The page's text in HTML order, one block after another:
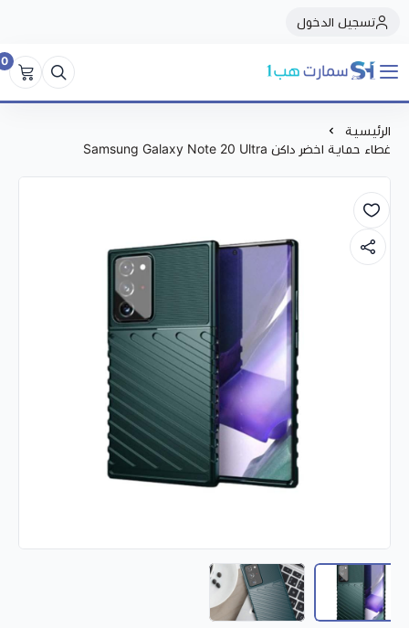
تسجيل الدخول
سمارت هبSmart Hub1
0
الرئيسية
غطاء حماية اخضر داكن Samsung Galaxy Note 20 Ultra